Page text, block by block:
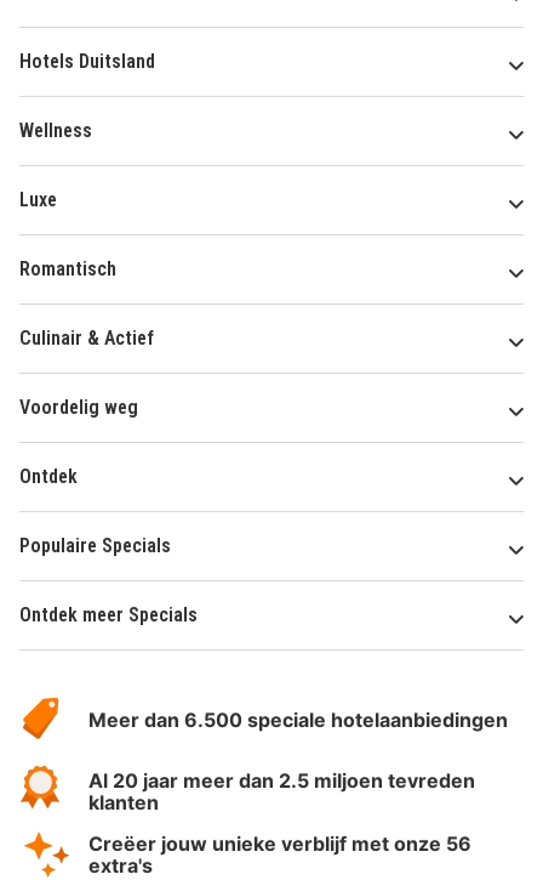
Hotels Duitsland
Wellness
Luxe
Romantisch
Culinair & Actief
Voordelig weg
Ontdek
Populaire Specials
Ontdek meer Specials
HotelSpecials
Meer dan 6.500 speciale hotelaanbiedingen
Al 20 jaar meer dan 2.5 miljoen tevreden
klanten
Creëer jouw unieke verblijf met onze 56
extra's